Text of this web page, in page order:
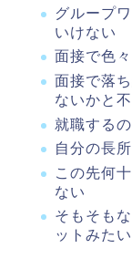
グループ
いけない
面接で色
面接で落
ないかと
就職する
自分の長
この先何
ない
そもそも
ットみた